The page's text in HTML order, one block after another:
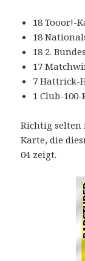
18 Tooor!-
18
18 2.
17
7 Hattrick-
1 Club-
Richtig
Karte, die
04 zeigt.